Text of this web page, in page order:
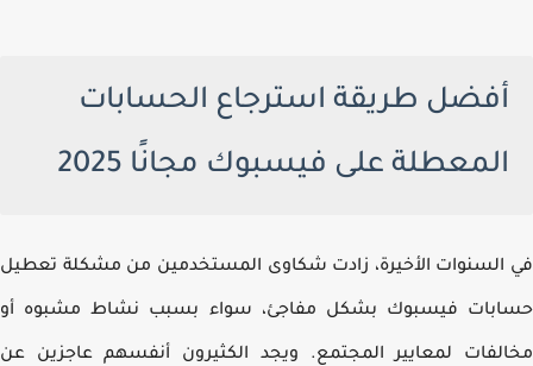
أفضل طريقة استرجاع الحسابات
المعطلة على فيسبوك مجانًا 2025
السنوات الأخيرة، زادت شكاوى المستخدمين من مشكلة تعطيل
فيسبوك بشكل مفاجئ، سواء بسبب نشاط مشبوه أو
لمعايير المجتمع. ويجد الكثيرون أنفسهم عاجزين عن